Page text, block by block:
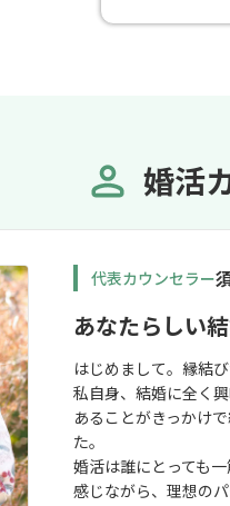
婚活
代表カウンセラー
あなたらしい
はじめまして。縁結
私自身、結婚に全く
あることがきっかけ
た。
婚活は誰にとっても
感じながら、理想の